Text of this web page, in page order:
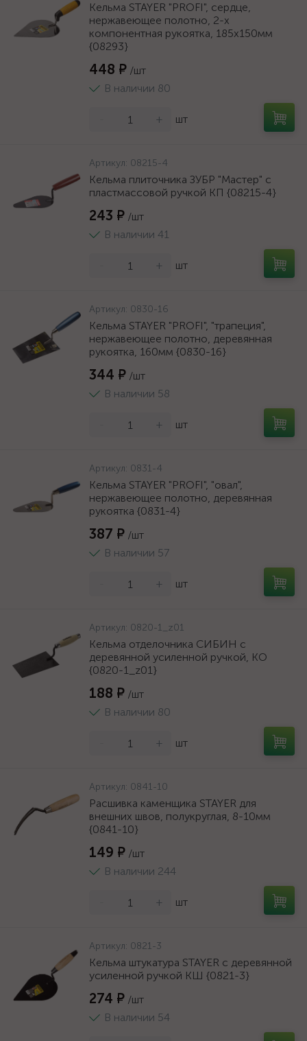
Кельма STAYER "PROFI", сердце,
нержавеющее полотно, 2-х
компонентная рукоятка, 185х150мм
{08293}
448 ₽ /шт
В наличии 80
+ шт
Артикул: 08215-4
Кельма плиточника ЗУБР "Мастер" с
пластмассовой ручкой КП {08215-4}
243 ₽ /шт
В наличии 41
+ шт
Артикул: 0830-16
Кельма STAYER "PROFI", "трапеция",
нержавеющее полотно, деревянная
рукоятка, 160мм {0830-16}
344 ₽ /шт
В наличии 58
+ шт
Артикул: 0831-4
Кельма STAYER "PROFI", "овал",
нержавеющее полотно, деревянная
рукоятка {0831-4}
387 ₽ /шт
В наличии 57
+ шт
Артикул: 0820-1_z01
Кельма отделочника СИБИН с
деревянной усиленной ручкой, КО
{0820-1_z01}
188 ₽ /шт
В наличии 80
+ шт
Артикул: 0841-10
Расшивка каменщика STAYER для
внешних швов, полукруглая, 8-10мм
{0841-10}
149 ₽ /шт
В наличии 244
+ шт
Артикул: 0821-3
Кельма штукатура STAYER с деревянной
усиленной ручкой КШ {0821-3}
274 ₽ /шт
В наличии 54